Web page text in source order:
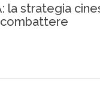
la strategia